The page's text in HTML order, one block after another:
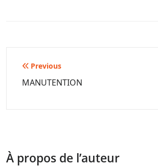
Navigation
de
Previous
MANUTENTION
À propos de l’auteur